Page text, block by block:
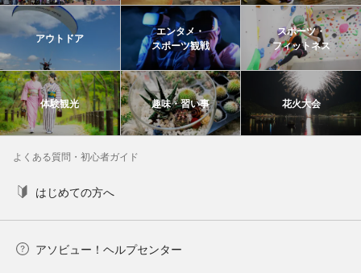
アウトドア
エンタメ・
スポーツ観戦
スポーツ・
フィットネス
体験観光 趣味・習い事 花火大会
よくある質問・初心者ガイド
はじめての方へ
アソビュー！ヘルプセンター